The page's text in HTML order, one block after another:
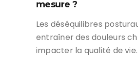
mesure ?
Les déséquilibres
entraîner des douleurs
impacter la qualité de